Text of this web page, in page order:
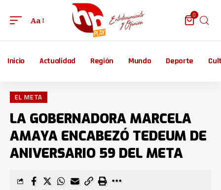
Aa
0
Inicio Actualidad Región Mundo Deporte
EL META
LA GOBERNADORA MARCELA
AMAYA ENCABEZÓ TEDEUM DE
ANIVERSARIO 59 DEL META